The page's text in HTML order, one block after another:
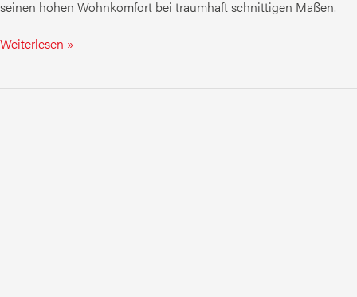
seinen hohen Wohnkomfort bei traumhaft schnittigen Maßen.
Weiterlesen »